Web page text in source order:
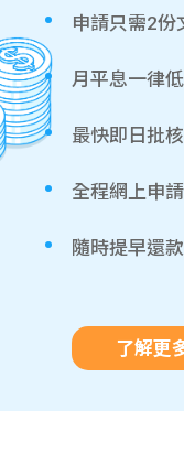
申請只需2份
月平息一律
最快即日批核
全程網上申
隨時提早還
了解更